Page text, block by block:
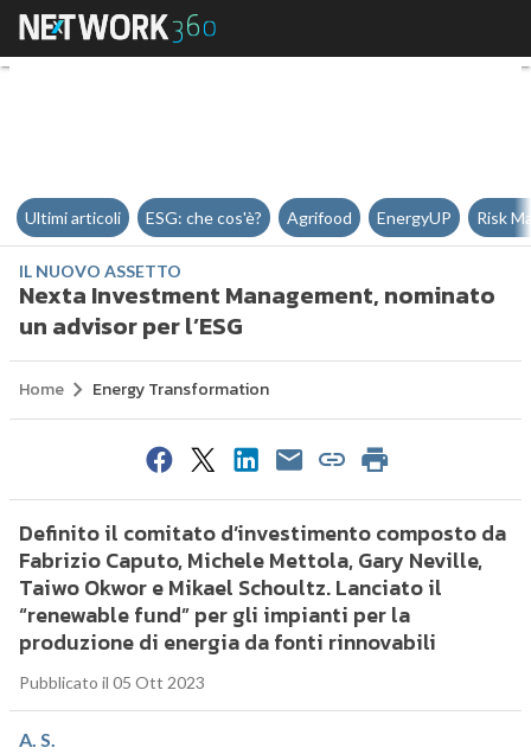
Nexta Investment Management,
Ultimi articoli ESG: che cos'è? Agrifood EnergyUP Risk
IL NUOVO ASSETTO
Nexta Investment Management, nominato
un advisor per l’ESG
Home Energy Transformation
Definito il comitato d’investimento composto da
Fabrizio Caputo, Michele Mettola, Gary Neville,
Taiwo Okwor e Mikael Schoultz. Lanciato il
“renewable fund” per gli impianti per la
produzione di energia da fonti rinnovabili
Pubblicato il 05 Ott 2023
A. S.